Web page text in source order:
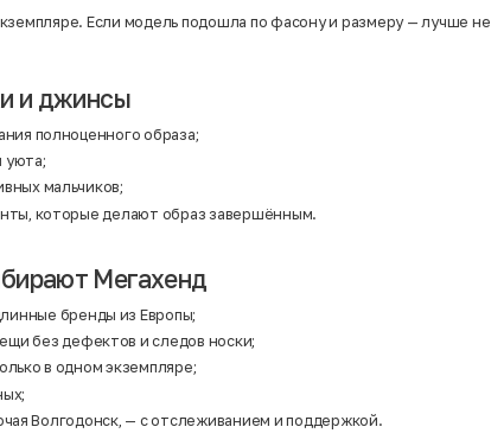
Если модель подошла по фасону и размеру — лучше не
и джинсы
полноценного образа;
уюта;
мальчиков;
которые делают образ завершённым.
Мегахенд
бренды из Европы;
без дефектов и следов носки;
в одном экземпляре;
Волгодонск, — с отслеживанием и поддержкой.